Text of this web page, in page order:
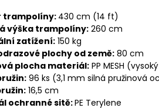
trampolíny: 430 cm (14 ft)
výška trampolíny: 260 cm
zatížení: 150 kg
plochy od země:80 cm
plocha materiál:PP MESH
96 ks (3,1 mm silná pružinová
16,5 cm
ochranné sitě:PE Terylene